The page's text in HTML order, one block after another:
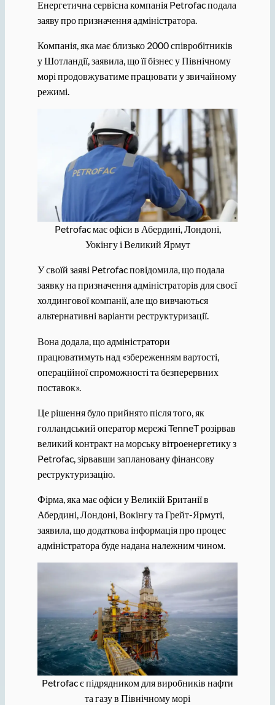
Енергетична сервісна компанія Petrofac подала
заяву про призначення адміністратора.
Компанія, яка має близько 2000 співробітників
у Шотландії, заявила, що її бізнес у Північному
морі продовжуватиме працювати у звичайному
режимі.
Petrofac має офіси в Абердині, Лондоні,
Уокінгу і Великий Ярмут
У своїй заяві Petrofac повідомила, що подала
заявку на призначення адміністраторів для своєї
холдингової компанії, але що вивчаються
альтернативні варіанти реструктуризації.
Вона додала, що адміністратори
працюватимуть над «збереженням вартості,
операційної спроможності та безперервних
поставок».
Це рішення було прийнято після того, як
голландський оператор мережі TenneT розірвав
великий контракт на морську вітроенергетику з
Petrofac, зірвавши заплановану фінансову
реструктуризацію.
Фірма, яка має офіси у Великій Британії в
Абердині, Лондоні, Вокінгу та Грейт-Ярмуті,
заявила, що додаткова інформація про процес
адміністратора буде надана належним чином.
Petrofac є підрядником для виробників нафти
та газу в Північному морі